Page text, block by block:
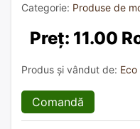
Categorie: Produse de
Preț: 11.00
Produs și vândut de: Eco
Comandă